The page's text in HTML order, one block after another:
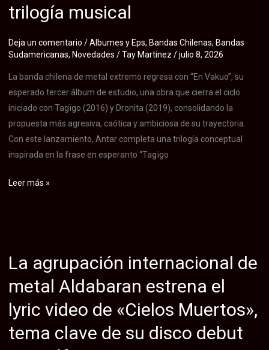
su
y
conceptual
sencillo
or
trilogía musical
Deja un comentario /Albumes y Eps, Bandas Chilenas, Bandas
Sudamericanas, Novedades /Tay Martinez /julio 8, 2026
La banda chilena de metal extremo regresa con “En Vakuo”, su
esperado tercer álbum de estudio, una obra que cierra el ciclo
iniciado con Tagïgo (2016) y Dronita (2019), consolidando la
propuesta más agresiva, caótica y ambiciosa de su trayectoria.
Con este lanzamiento, Antar completa una trilogía conceptual
inspirada en la frase en esperanto “Tagïgo
Antar
metal
con
«En
Vakuo»,
el
Leer más »
La agrupación internacional de
metal Aldabaran estrena el
lyric video de «Cielos Muertos»,
tema clave de su disco debut